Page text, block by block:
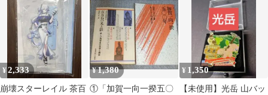
略」
¥2,333
崩壊スターレイル 茶百
¥1,380
①「加賀一向一揆五〇
¥ 1,350
【未使用】光岳 山バッ